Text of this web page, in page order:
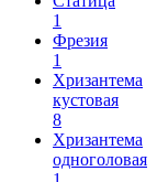
1
Фрезия
1
Хризантема
кустовая
8
Хризантема
одноголовая